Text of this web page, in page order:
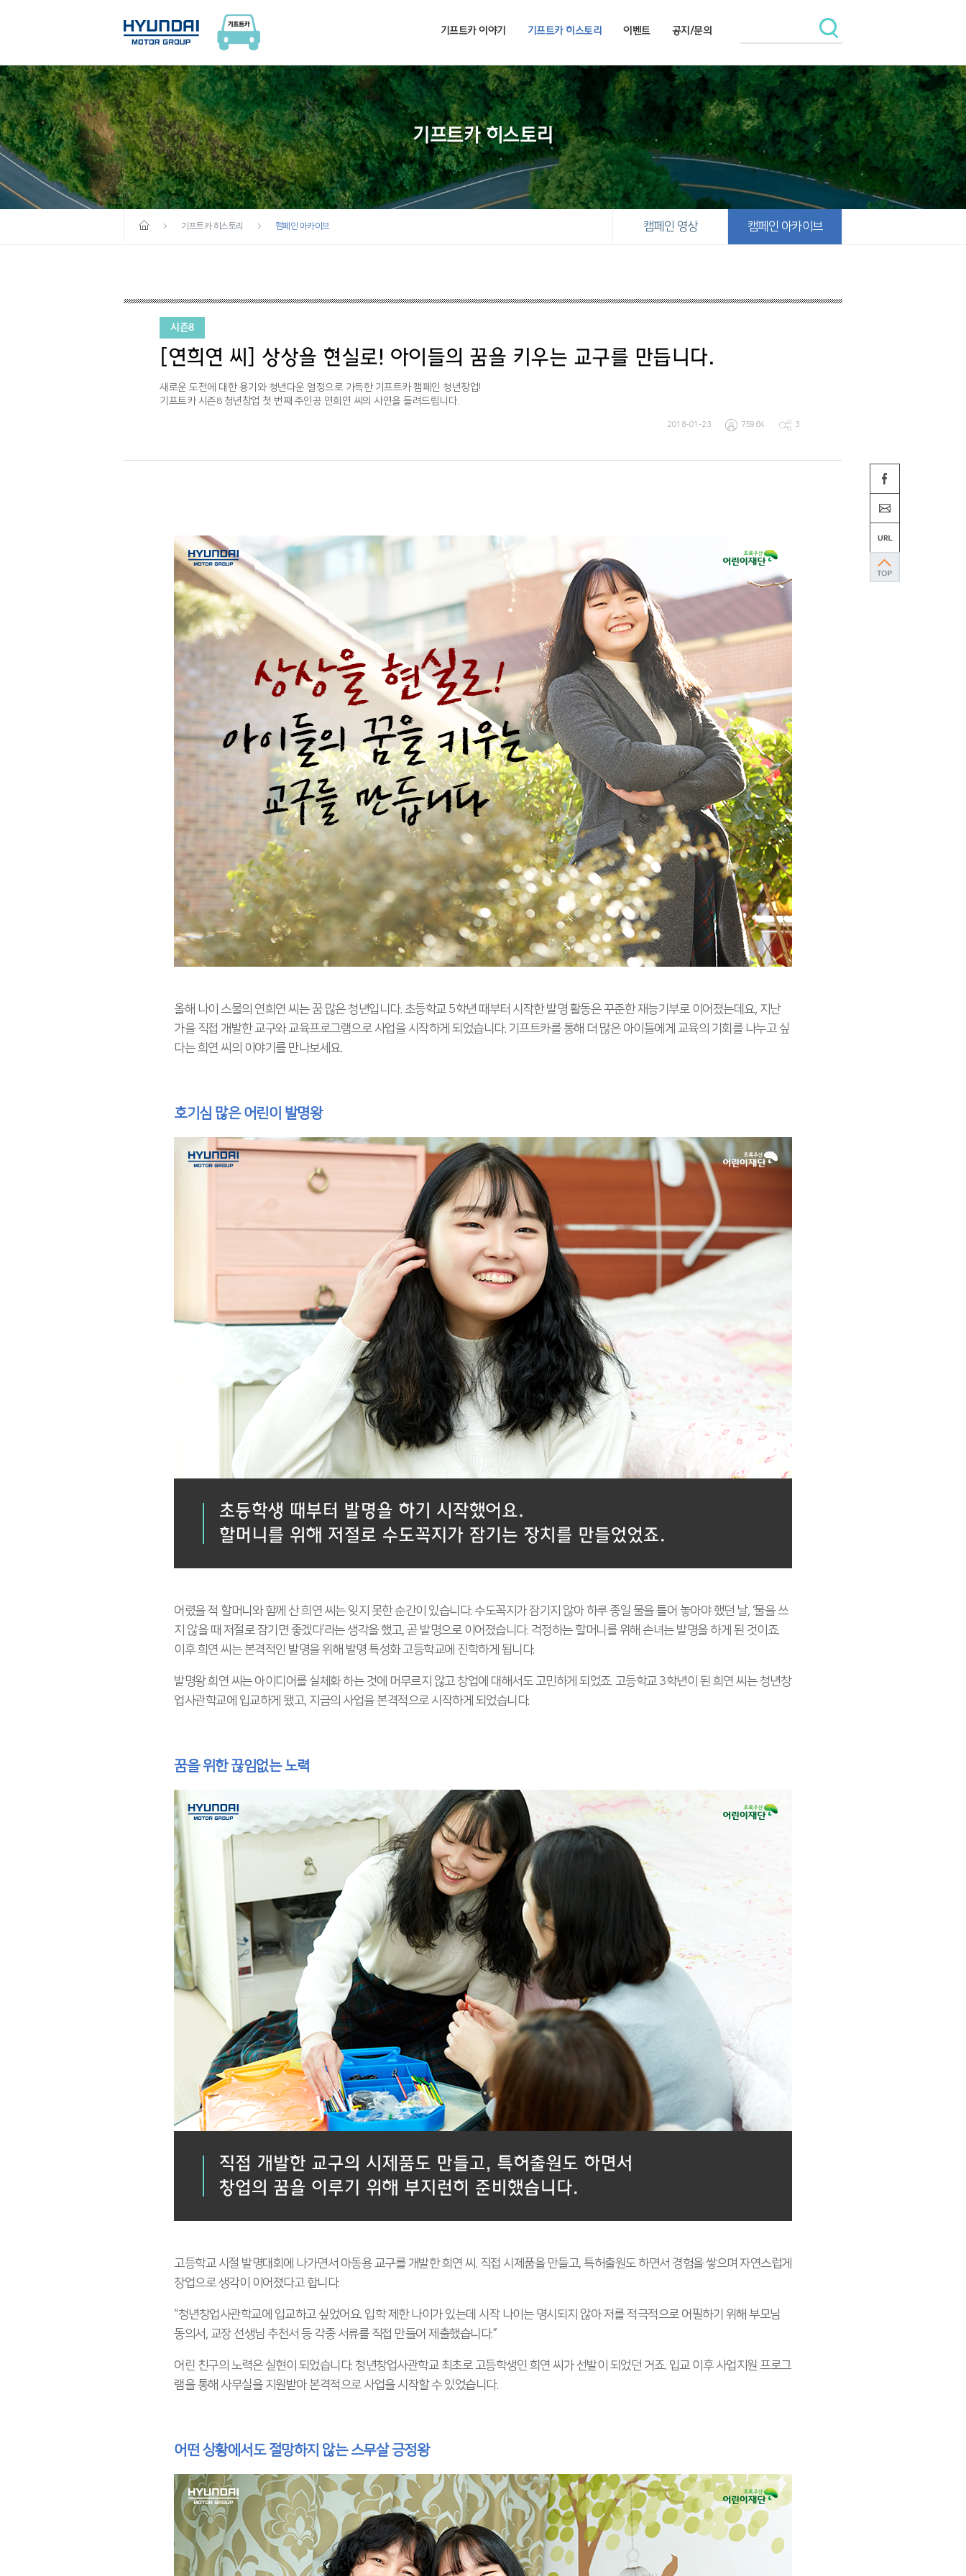
기프트카 이야기 기프트카 히스토리 이벤트 공지/문의
기프트카 히스토리
기프트카 히스토리 캠페인 아카이브 캠페인 영상 캠페인 아카이브
시즌8
[연희연 씨] 상상을 현실로! 아이들의 꿈을 키우는 교구를 만듭니다.
새로운 도전에 대한 용기와 청년다운 열정으로 가득한 기프트카 캠페인 청년창업!
기프트카 시즌8 청년창업 첫 번째 주인공 연희연 씨의 사연을 들려드립니다.
2018-01-23 75964 3
올해 나이 스물의 연희연 씨는 꿈 많은 청년입니다. 초등학교 5학년 때부터 시작한 발명 활동은 꾸준한 재능기부로 이어졌는데요, 지난
가을 직접 개발한 교구와 교육프로그램으로 사업을 시작하게 되었습니다. 기프트카를 통해 더 많은 아이들에게 교육의 기회를 나누고 싶
다는 희연 씨의 이야기를 만나보세요.
호기심 많은 어린이 발명왕
어렸을 적 할머니와 함께 산 희연 씨는 잊지 못한 순간이 있습니다. 수도꼭지가 잠기지 않아 하루 종일 물을 틀어 놓아야 했던 날, ‘물을 쓰
지 않을 때 저절로 잠기면 좋겠다’라는 생각을 했고, 곧 발명으로 이어졌습니다. 걱정하는 할머니를 위해 손녀는 발명을 하게 된 것이죠.
이후 희연 씨는 본격적인 발명을 위해 발명 특성화 고등학교에 진학하게 됩니다.
발명왕 희연 씨는 아이디어를 실체화 하는 것에 머무르지 않고 창업에 대해서도 고민하게 되었죠. 고등학교 3학년이 된 희연 씨는 청년창
업사관학교에 입교하게 됐고, 지금의 사업을 본격적으로 시작하게 되었습니다.
꿈을 위한 끊임없는 노력
고등학교 시절 발명대회에 나가면서 아동용 교구를 개발한 희연 씨. 직접 시제품을 만들고, 특허출원도 하면서 경험을 쌓으며 자연스럽게
창업으로 생각이 이어졌다고 합니다.
“청년창업사관학교에 입교하고 싶었어요. 입학 제한 나이가 있는데 시작 나이는 명시되지 않아 저를 적극적으로 어필하기 위해 부모님
동의서, 교장 선생님 추천서 등 각종 서류를 직접 만들어 제출했습니다.”
어린 친구의 노력은 실현이 되었습니다. 청년창업사관학교 최초로 고등학생인 희연 씨가 선발이 되었던 거죠. 입교 이후 사업지원 프로그
램을 통해 사무실을 지원받아 본격적으로 사업을 시작할 수 있었습니다.
어떤 상황에서도 절망하지 않는 스무살 긍정왕